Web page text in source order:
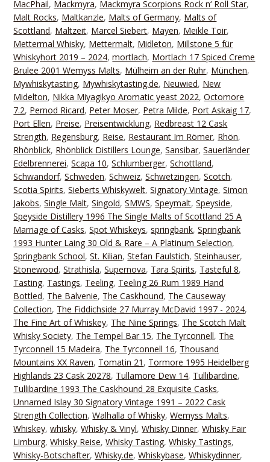
MacPhail, Mackmyra, Mackmyra Scorpions Rock n‘ Roll Star,
Malt Rocks, Maltkanzle, Malts of Germany, Malts of
Scottland, Maltzeit, Marcel Siebert, Mayen, Meikle Toir,
Mettermal Whisky, Mettermalt, Midleton, Millstone 5 für
Whiskyhort 2019 – 2024,mortlach, Mortlach 17 Spiced Creme
Brulee 2001 Wemyss Malts, Mülheim an der Ruhr, München,
Mywhiskytasting, Mywhiskytasting.de, Neuwied, New
Midelton, Nikka Miyagikyo Aromatic yeast 2022,Octomore
7.2, Pernod Ricard, Peter Moser, Petra Milde, Port Askaig 17,
Port Ellen, Preise, Preisentwicklung, Redbreast 12 Cask
Strength, Regensburg, Reise, Restaurant Im Römer, Rhön,
Rhönblick, Rhönblick Distillers Lounge,Sansibar,Sauerländer
Edelbrennerei,Scapa 10,Schlumberger,Schottland,
Schwandorf,Schweden,Schweiz,Schwetzingen,Scotch,
Scotia Spirits,Sieberts Whiskywelt,Signatory Vintage,Simon
Jakobs,Single Malt,Singold,SMWS,Speymalt,Speyside,
Speyside Distillery 1996 The Single Malts of Scottland 25 A
Marriage of Casks,Spot Whiskeys,springbank,Springbank
1993 Hunter Laing 30 Old & Rare – A Platinum Selection,
Springbank School,St. Kilian,Stefan Faulstich,Steinhauser,
Stonewood,Strathisla,Supernova, Tara Spirits, Tasteful 8,
Tasting, Tastings, Teeling, Teeling 26 Rum 1989 Hand
Bottled, The Balvenie, The Caskhound, The Causeway
Collection, The Fiddichside 27 Murray McDavid 1997 - 2024,
The Fine Art of Whiskey, The Nine Springs, The Scotch Malt
Whisky Society, The Tempel Bar 15, The Tyrconnell, The
Tyrconnell 15 Madeira, The Tyrconnell 16, Thousand
Mountains XX Raven, Tomatin 21 , Tormore 1995 Heidelberg
Highlands 23 Cask 20278, Tullamore Dew 14, Tullibardine,
Tullibardine 1993 The Caskhound 28 Exquisite Casks,
Unnamed Islay 30 Signatory Vintage 1991 – 2022 Cask
Strength Collection,Walhalla of Whisky,Wemyss Malts,
Whiskey,whisky,Whisky & Vinyl,Whisky Dinner,Whisky Fair
Limburg,Whisky Reise,Whisky Tasting,Whisky Tastings,
Whisky-Botschafter,Whisky.de,Whiskybase,Whiskydinner,